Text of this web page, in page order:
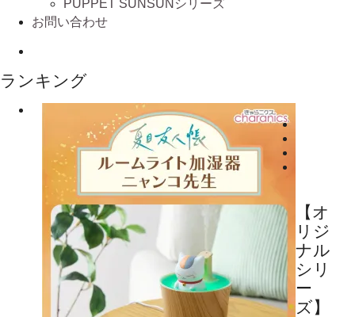
PUPPET SUNSUNシリーズ
お問い合わせ
ランキング
【オ
リジ
ナル
シリ
ー
ズ】